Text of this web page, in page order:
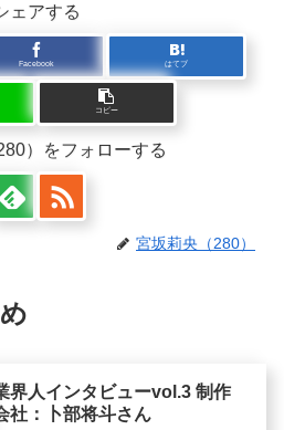
ェアする
Facebook はてブ
コピー
）をフォローする
宮坂莉央（280）
界人インタビューvol.3 制作
社：卜部将斗さん